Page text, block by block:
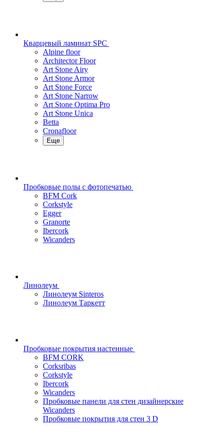
Кварцевый ламинат SPC
Alpine floor
Architector Floor
Art Stone Airy
Art Stone Armor
Art Stone Force
Art Stone Narrow
Art Stone Optima Pro
Art Stone Unica
Betta
Cronafloor
Еще
Пробковые полы с фотопечатью
BFM Cork
Corkstyle
Egger
Granorte
Ibercork
Wicanders
Линолеум
Линолеум Sinteros
Линолеум Таркетт
Пробковые покрытия настенные
BFM CORK
Corksribas
Corkstyle
Ibercork
Wicanders
Пробковые панели для стен дизайнерские
Wicanders
Пробковые покрытия для стен 3 D